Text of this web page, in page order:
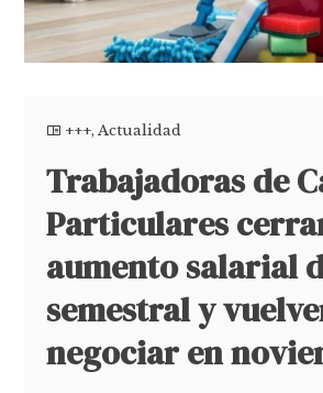
+++,Actualidad
Trabajadoras de
Particulares
aumento salarial
semestral y
negociar en